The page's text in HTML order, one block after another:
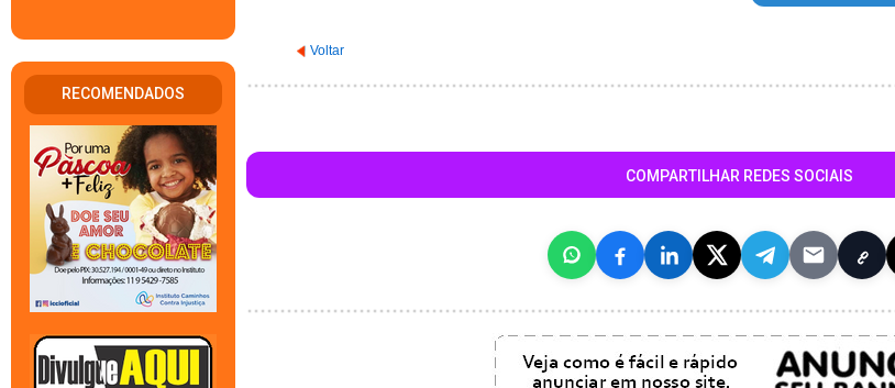
RECOMENDADOS
Voltar
COMPARTILHAR REDES SOCIAIS